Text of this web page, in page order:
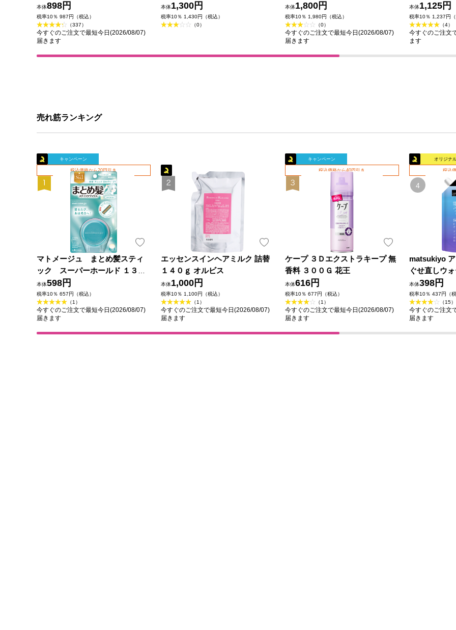
花王
本体898円
税率10％ 987円（税込）
（337）
今すぐのご注文で最短今日(2026/08/07)
届きます
薬部外品)
本体1,300円
税率10％ 1,430円（税込）
（0）
本体1,800円
税率10％ 1,980円（税込）
（0）
今すぐのご注文で最短今日(2026/08/07)
届きます
本体1,125円
税率10％ 1,237円
（4）
今すぐのご注文
ます
売れ筋ランキング
キャンペーン
税込価格から20円引き
マトメージュ まとめ髪スティ
ック スーパーホールド １３ｇ
ウテナ
本体598円
税率10％ 657円（税込）
（1）
今すぐのご注文で最短今日(2026/08/07)
届きます
エッセンスインヘアミルク 詰替
１４０ｇ オルビス
本体1,000円
税率10％ 1,100円（税込）
（1）
今すぐのご注文で最短今日(2026/08/07)
届きます
キャンペーン
税込価格から40円引き
ケープ ３Ｄエクストラキープ 無
香料 ３００Ｇ 花王
本体616円
税率10％ 677円（税込）
（1）
今すぐのご注文で最短今日(2026/08/07)
届きます
オリジナ
税込
matsukiyo
ぐせ直しウ
６５０ｍｌ
本体398円
税率10％ 437円（
（15）
今すぐのご注文
届きます